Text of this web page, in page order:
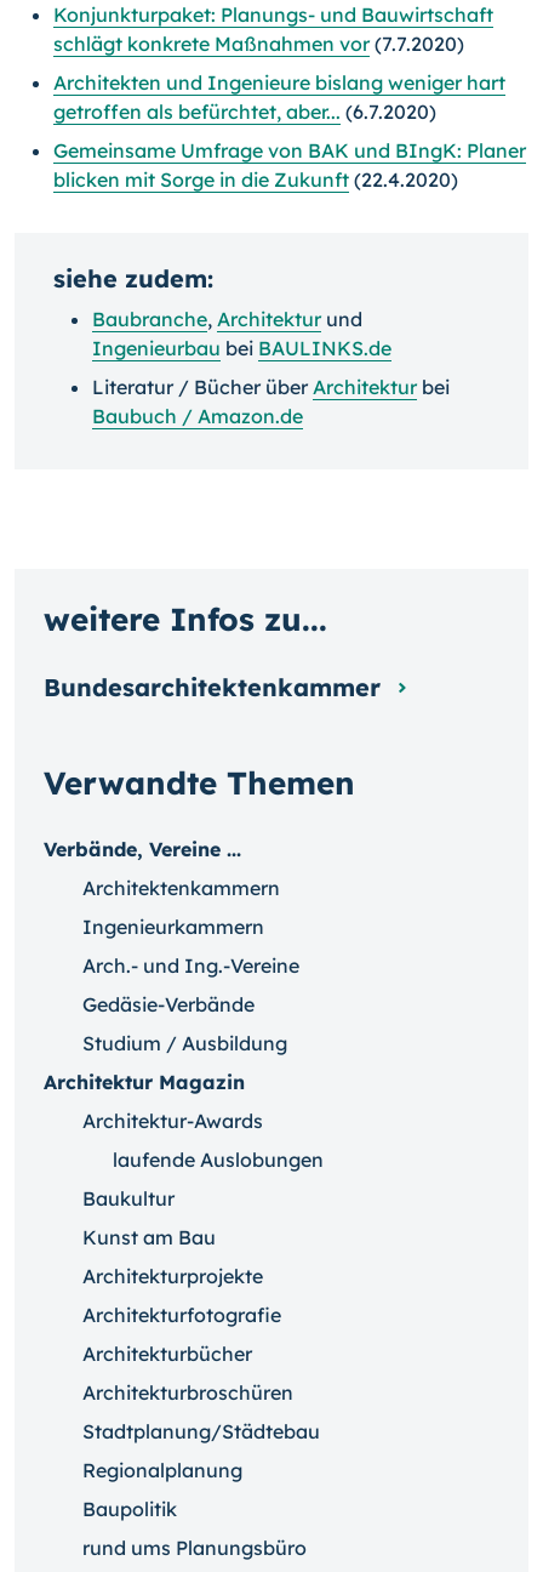
Konjunkturpaket: Planungs- und Bauwirtschaft
schlägt konkrete Maßnahmen vor(7.7.2020)
Architekten und Ingenieure bislang weniger hart
getroffen als befürchtet, aber... (6.7.2020)
Gemeinsame Umfrage von BAK und BIngK: Planer
blicken mit Sorge in die Zukunft (22.4.2020)
siehe zudem:
Baubranche, Architekturund
Ingenieurbau bei BAULINKS.de
Literatur / Bücher über Architekturbei
Baubuch / Amazon.de
Verwandte Themen
Verbände, Vereine ...
Architektenkammern
Ingenieurkammern
Arch.- und Ing.-Vereine
Gedäsie-Verbände
Studium / Ausbildung
Architektur Magazin
Architektur-Awards
laufende Auslobungen
Baukultur
Kunst am Bau
Architekturprojekte
Architekturfotografie
Architekturbücher
Architekturbroschüren
Stadtplanung/Städtebau
Regionalplanung
Baupolitik
rund ums Planungsbüro
weitere Infos zu...
Bundesarchitektenkammer